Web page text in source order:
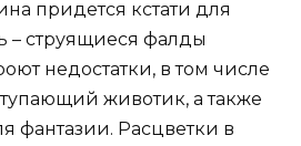
придется кстати для
струящиеся фалды
недостатки, в том числе
животик, а также
фантазии. Расцветки в